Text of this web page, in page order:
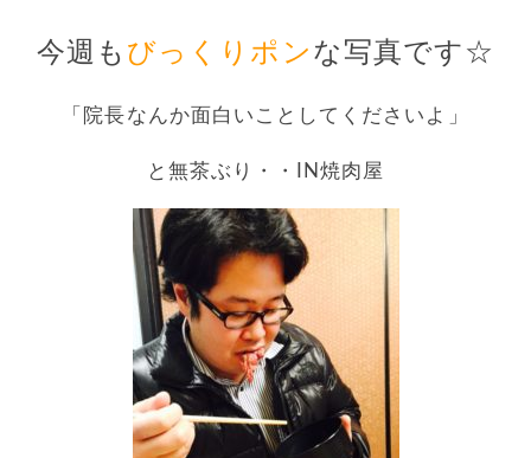
今週も びっくりポン な写真です☆
「院長なんか面白いことしてくださいよ」
と無茶ぶり・・IN焼肉屋